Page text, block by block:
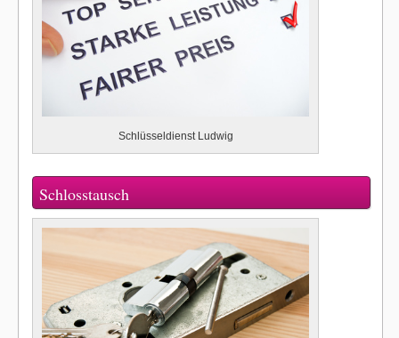
Schlüsseldienst Ludwig
Schlosstausch